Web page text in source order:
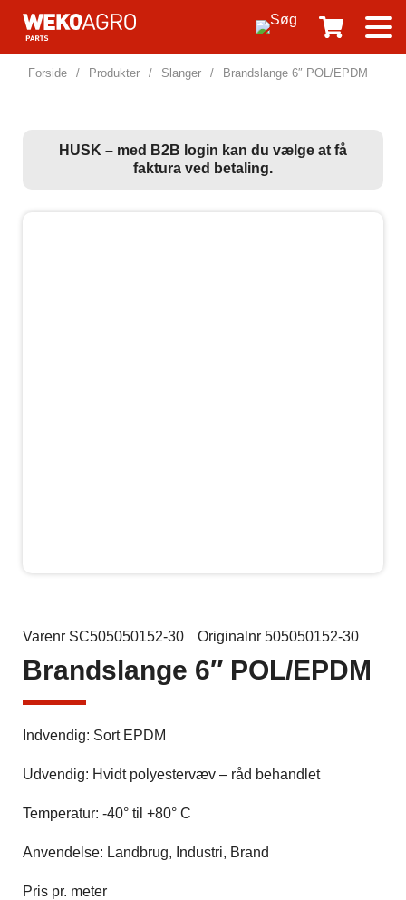
Forside / Produkter / Slanger / Brandslange 6″ POL/EPDM
HUSK – med B2B login kan du vælge at få
faktura ved betaling.
Varenr SC505050152-30 Originalnr 505050152-30
Brandslange 6″ POL/EPDM
Indvendig: Sort EPDM
Udvendig: Hvidt polyestervæv – råd behandlet
Temperatur: -40° til +80° C
Anvendelse: Landbrug, Industri, Brand
Pris pr. meter